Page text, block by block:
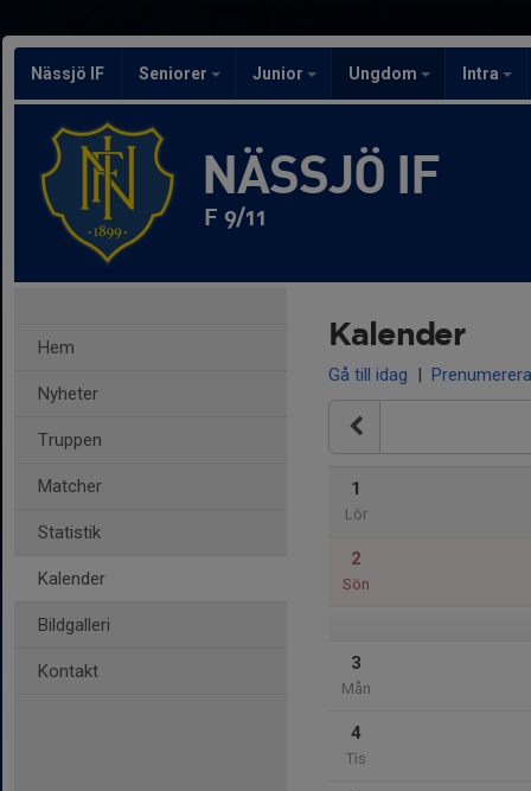
Nässjö IF Seniorer Junior Ungdom Intra
NÄSSJÖ IF
F 9/11
Hem
Nyheter
Truppen
Matcher
Statistik
Kalender
Bildgalleri
Kontakt
Kalender
Gå till idag | Prenumerera
1
Lör
2
Sön
3
Mån
4
Tis